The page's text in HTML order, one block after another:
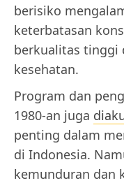
berisiko
keterbatasan
berkualitas tinggi
kesehatan.
Program dan
1980-an juga
penting dalam
di Indonesia.
kemunduran dan